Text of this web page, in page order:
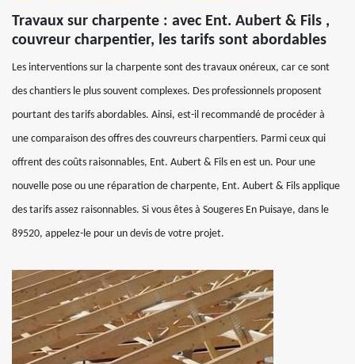
Travaux sur charpente : avec Ent. Aubert & Fils ,
couvreur charpentier, les tarifs sont abordables
Les interventions sur la charpente sont des travaux onéreux, car ce sont
des chantiers le plus souvent complexes. Des professionnels proposent
pourtant des tarifs abordables. Ainsi, est-il recommandé de procéder à
une comparaison des offres des couvreurs charpentiers. Parmi ceux qui
offrent des coûts raisonnables, Ent. Aubert & Fils en est un. Pour une
nouvelle pose ou une réparation de charpente, Ent. Aubert & Fils applique
des tarifs assez raisonnables. Si vous êtes à Sougeres En Puisaye, dans le
89520, appelez-le pour un devis de votre projet.